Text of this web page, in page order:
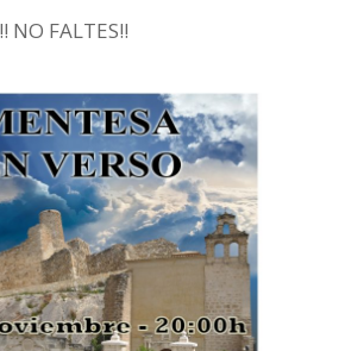
NO FALTES!!